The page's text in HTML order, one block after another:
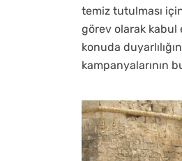
temiz tutulması
görev olarak kabul
konuda
kampanyalarının